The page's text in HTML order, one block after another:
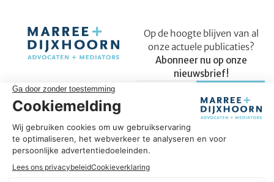
Op de hoogte blijven van al
onze actuele publicaties?
Abonneer nu op onze
nieuwsbrief!
Succesvol in úw onderneming
Omdat wij ons vak verstaan, helpen we u om succesvol te zijn